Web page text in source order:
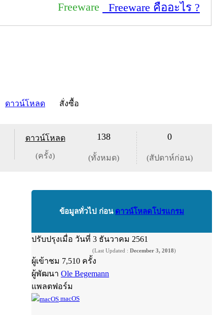
Freeware Freeware คืออะไร ?
ดาวน์โหลด สั่งซื้อ
ดาวน์โหลด
(ครั้ง)
138
(ทั้งหมด)
0
(สัปดาห์ก่อน)
ข้อมูลทั่วไป ก่อน ดาวน์โหลดโปรแกรม
ปรับปรุงเมื่อ วันที่ 3 ธันวาคม 2561
(Last Updated : December 3, 2018)
ผู้เข้าชม 7,510 ครั้ง
ผู้พัฒนา Ole Begemann
แพลตฟอร์ม
macOS